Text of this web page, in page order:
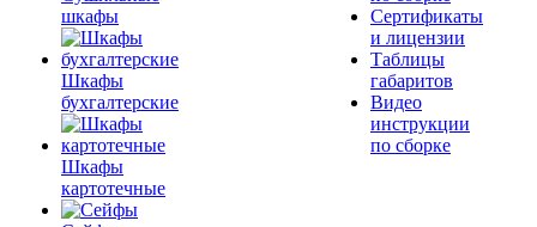
шкафы
Шкафы
бухгалтерские
Шкафы
картотечные
Сертификаты
и лицензии
Таблицы
габаритов
Видео
инструкции
по сборке